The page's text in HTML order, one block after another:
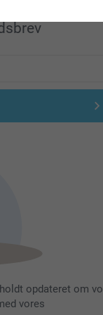
opdateret om
vores